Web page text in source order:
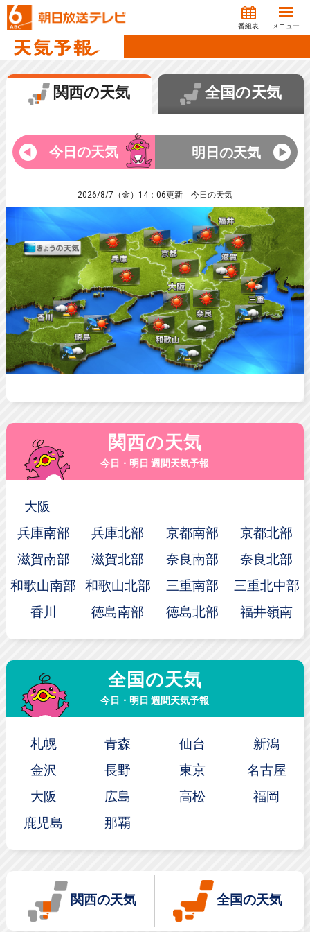
番組表 メニュー
関西の天気 全国の天気
今日の天気 明日の天気
2026/8/7（金）14：06更新 今日の天気
関西の天気
今日・明日 週間天気予報
大阪
兵庫南部
兵庫北部 京都南部
京都北部
滋賀南部
滋賀北部 奈良南部
奈良北部
和歌山南部
和歌山北部 三重南部
三重北中部
香川
徳島南部 徳島北部 福井嶺南
全国の天気
今日・明日 週間天気予報
札幌 青森 仙台
新潟
金沢
長野 東京
名古屋
大阪
広島 高松
福岡
鹿児島
那覇
関西の天気 全国の天気